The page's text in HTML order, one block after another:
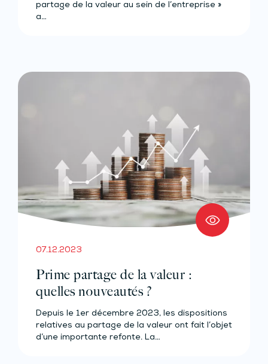
partage de la valeur au sein de l’entreprise »
a…
07.12.2023
Prime partage de la valeur :
quelles nouveautés ?
Depuis le 1er décembre 2023, les dispositions
relatives au partage de la valeur ont fait l’objet
d’une importante refonte. La…